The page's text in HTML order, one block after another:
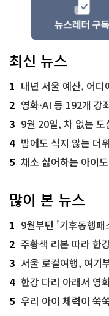
최신 뉴스
1 내년 서울 예산, 어
2 영화·AI 등 192개 강
3 9월 20일, 차 없는 도심
4 밤에도 식지 않는 더
5 채소 싫어하는 아이도 즐
많이 본 뉴스
1 9월부턴 '기후동행
2 주황색 리본 따라 한강부
3 서울 로컬여행, 여기
4 한강 다리 아래서 영
5 우리 아이 체력이 쑥